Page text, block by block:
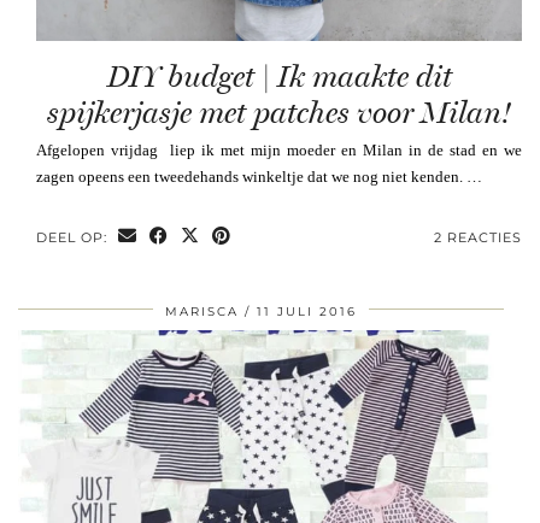
DIY budget | Ik maakte dit
spijkerjasje met patches voor Milan!
Afgelopen vrijdag liep ik met mijn moeder en Milan in de stad en we
zagen opeens een tweedehands winkeltje dat we nog niet kenden. …
DEEL OP: 2 REACTIES
MARISCA 11 JULI 2016